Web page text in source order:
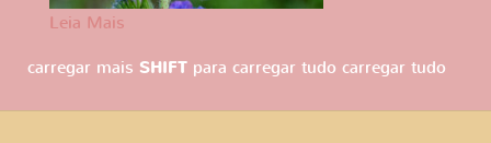
Leia Mais
carregar mais SHIFT para carregar tudo carregar tudo